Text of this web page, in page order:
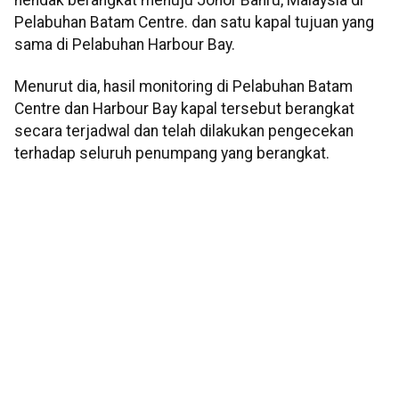
Pelabuhan Batam Centre. dan satu kapal tujuan yang
sama di Pelabuhan Harbour Bay.
Menurut dia, hasil monitoring di Pelabuhan Batam
Centre dan Harbour Bay kapal tersebut berangkat
secara terjadwal dan telah dilakukan pengecekan
terhadap seluruh penumpang yang berangkat.